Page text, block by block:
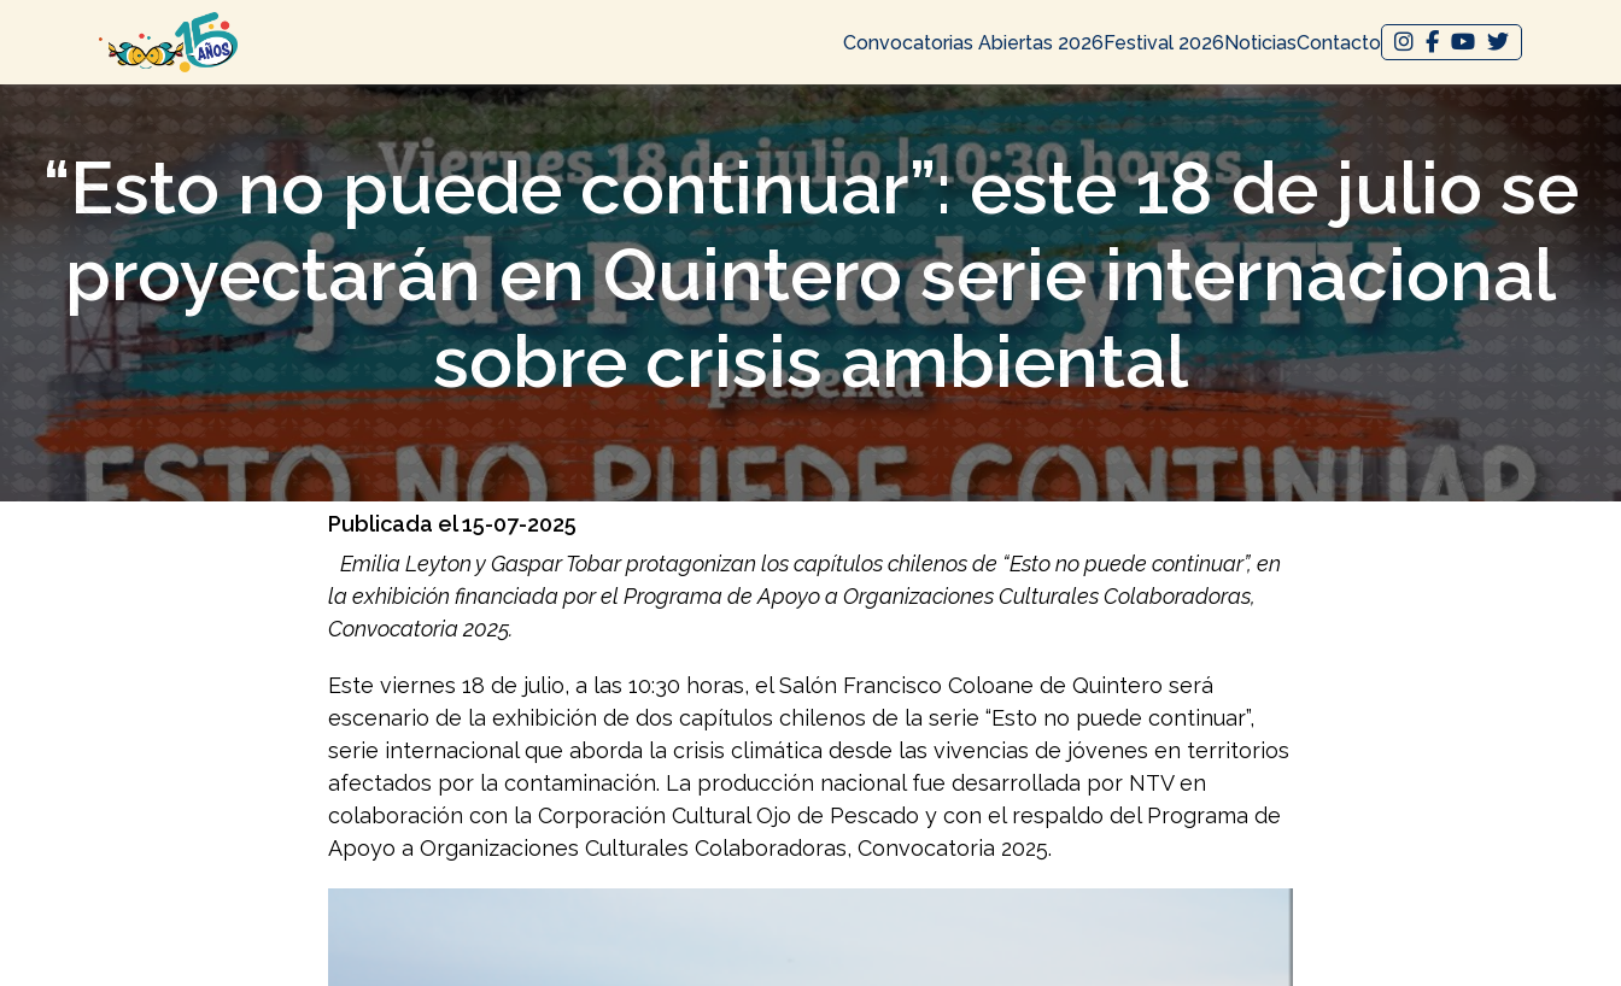
Convocatorias Abiertas 2026Festival 2026NoticiasContacto
“Esto no puede continuar”: este 18 de julio se
proyectarán en Quintero serie internacional
sobre crisis ambiental
Publicada el 15-07-2025
Emilia Leyton y Gaspar Tobar protagonizan los capítulos chilenos de “Esto no puede continuar”, en
la exhibición financiada por el Programa de Apoyo a Organizaciones Culturales Colaboradoras,
Convocatoria 2025.
Este viernes 18 de julio, a las 10:30 horas, el Salón Francisco Coloane de Quintero será
escenario de la exhibición de dos capítulos chilenos de la serie “Esto no puede continuar”,
serie internacional que aborda la crisis climática desde las vivencias de jóvenes en territorios
afectados por la contaminación. La producción nacional fue desarrollada por NTV en
colaboración con la Corporación Cultural Ojo de Pescado y con el respaldo del Programa de
Apoyo a Organizaciones Culturales Colaboradoras, Convocatoria 2025.